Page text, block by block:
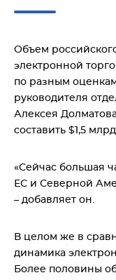
Объем
электронной
по разным
руководителя
Алексея
составить $1,5
«Сейчас большая
ЕС и Северной
– добавляет он.
В целом же в
динамика
Более половины